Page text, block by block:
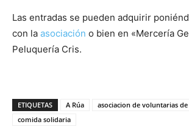
Las entradas se pueden adquirir
con la asociación o bien en «Mercería
Peluquería Cris.
ETIQUETAS A Rúa
asociacion de voluntarias
comida solidaria